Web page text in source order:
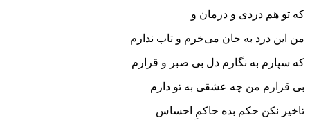
که تو هم دردی و درمان و
من این درد به جان می‌خرم و تاب ندارم
که سپارم به نگارم دل بی صبر و قرارم
بی قرارم من چه عشقی به تو دارم
تاخیر نکن حکم بده حاکمِ احساس